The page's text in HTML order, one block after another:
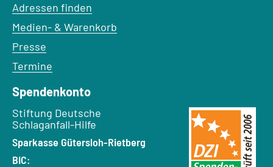
Adressen finden
Medien- & Warenkorb
Presse
Termine
Spendenkonto
Empfänger:
Stiftung Deutsche
Schlaganfall-Hilfe
Bank:
Sparkasse Gütersloh-Rietberg
BIC: